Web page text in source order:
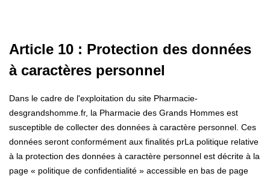
Article 10 : Protection des données
à caractères personnel
Dans le cadre de l'exploitation du site Pharmacie-
desgrandshomme.fr, la Pharmacie des Grands Hommes est
susceptible de collecter des données à caractère personnel. Ces
données seront conformément aux finalités prLa politique relative
à la protection des données à caractère personnel est décrite à la
page « politique de confidentialité » accessible en bas de page